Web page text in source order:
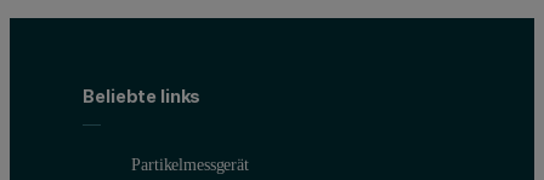
Beliebte links
Partikelmessgerät